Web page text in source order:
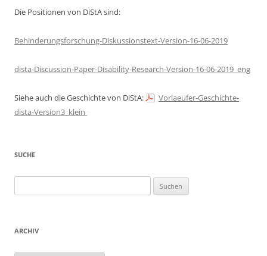
Die Positionen von DiStA sind:
Behinderungsforschung-Diskussionstext-Version-16-06-2019
dista-Discussion-Paper-Disability-Research-Version-16-06-2019_eng
Siehe auch die Geschichte von DiStA:
Vorlaeufer-Geschichte-
dista-Version3_klein
SUCHE
nach:
ARCHIV